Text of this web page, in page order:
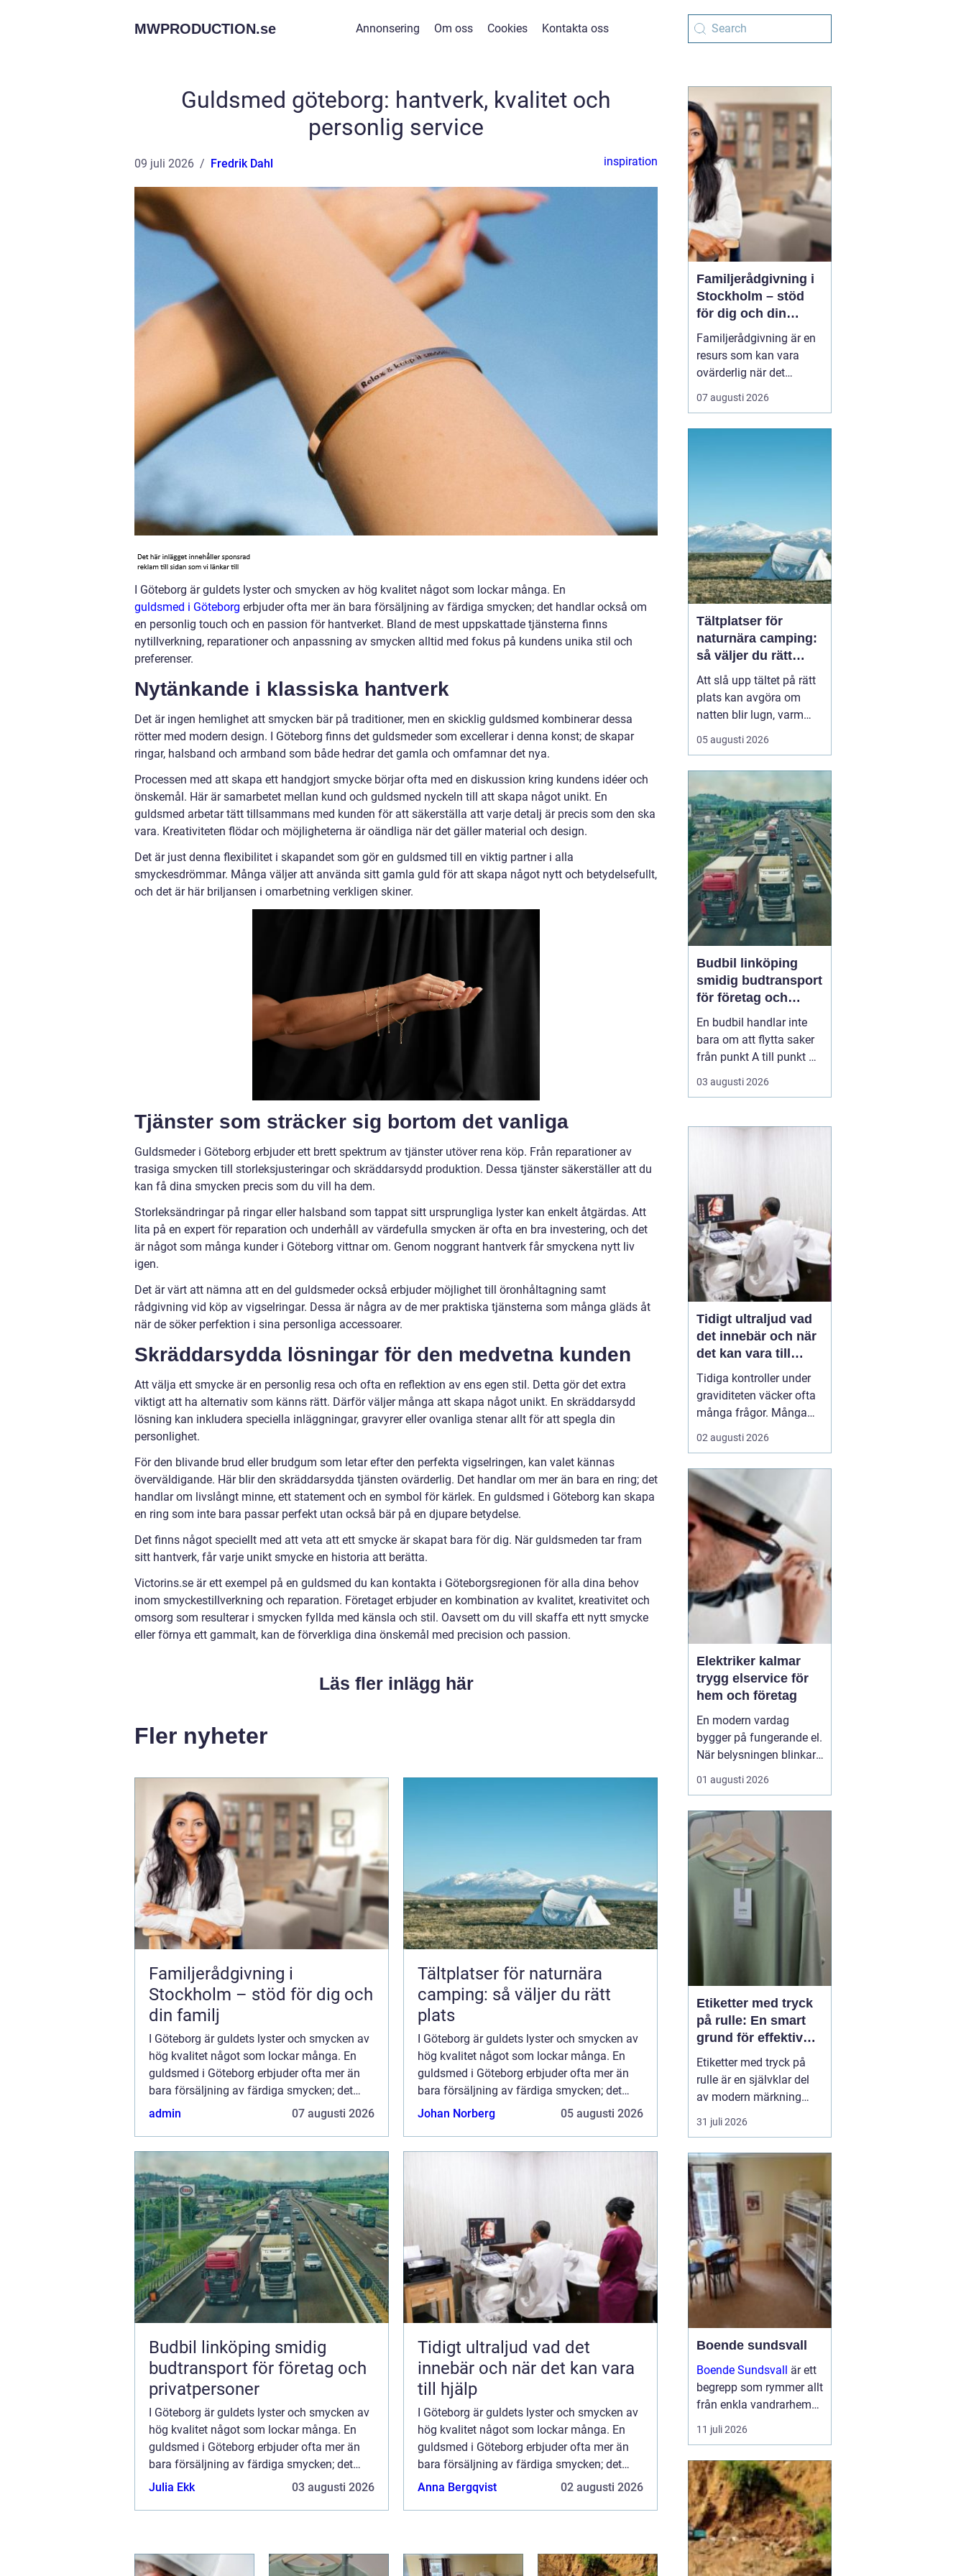
MWPRODUCTION.se Annonsering Om oss Cookies Kontakta oss
Guldsmed göteborg: hantverk, kvalitet och
personlig service
09 juli 2026 Fredrik Dahl inspiration
I Göteborg är guldets lyster och smycken av hög kvalitet något som lockar många. En
guldsmed i Göteborg erbjuder ofta mer än bara försäljning av färdiga smycken; det handlar också om
en personlig touch och en passion för hantverket. Bland de mest uppskattade tjänsterna finns
nytillverkning, reparationer och anpassning av smycken alltid med fokus på kundens unika stil och
preferenser.
Nytänkande i klassiska hantverk
Det är ingen hemlighet att smycken bär på traditioner, men en skicklig guldsmed kombinerar dessa
rötter med modern design. I Göteborg finns det guldsmeder som excellerar i denna konst; de skapar
ringar, halsband och armband som både hedrar det gamla och omfamnar det nya.
Processen med att skapa ett handgjort smycke börjar ofta med en diskussion kring kundens idéer och
önskemål. Här är samarbetet mellan kund och guldsmed nyckeln till att skapa något unikt. En
guldsmed arbetar tätt tillsammans med kunden för att säkerställa att varje detalj är precis som den ska
vara. Kreativiteten flödar och möjligheterna är oändliga när det gäller material och design.
Det är just denna flexibilitet i skapandet som gör en guldsmed till en viktig partner i alla
smyckesdrömmar. Många väljer att använda sitt gamla guld för att skapa något nytt och betydelsefullt,
och det är här briljansen i omarbetning verkligen skiner.
Tjänster som sträcker sig bortom det vanliga
Guldsmeder i Göteborg erbjuder ett brett spektrum av tjänster utöver rena köp. Från reparationer av
trasiga smycken till storleksjusteringar och skräddarsydd produktion. Dessa tjänster säkerställer att du
kan få dina smycken precis som du vill ha dem.
Storleksändringar på ringar eller halsband som tappat sitt ursprungliga lyster kan enkelt åtgärdas. Att
lita på en expert för reparation och underhåll av värdefulla smycken är ofta en bra investering, och det
är något som många kunder i Göteborg vittnar om. Genom noggrant hantverk får smyckena nytt liv
igen.
Det är värt att nämna att en del guldsmeder också erbjuder möjlighet till öronhåltagning samt
rådgivning vid köp av vigselringar. Dessa är några av de mer praktiska tjänsterna som många gläds åt
när de söker perfektion i sina personliga accessoarer.
Skräddarsydda lösningar för den medvetna kunden
Att välja ett smycke är en personlig resa och ofta en reflektion av ens egen stil. Detta gör det extra
viktigt att ha alternativ som känns rätt. Därför väljer många att skapa något unikt. En skräddarsydd
lösning kan inkludera speciella inläggningar, gravyrer eller ovanliga stenar allt för att spegla din
personlighet.
För den blivande brud eller brudgum som letar efter den perfekta vigselringen, kan valet kännas
överväldigande. Här blir den skräddarsydda tjänsten ovärderlig. Det handlar om mer än bara en ring; det
handlar om livslångt minne, ett statement och en symbol för kärlek. En guldsmed i Göteborg kan skapa
en ring som inte bara passar perfekt utan också bär på en djupare betydelse.
Det finns något speciellt med att veta att ett smycke är skapat bara för dig. När guldsmeden tar fram
sitt hantverk, får varje unikt smycke en historia att berätta.
Victorins.se är ett exempel på en guldsmed du kan kontakta i Göteborgsregionen för alla dina behov
inom smyckestillverkning och reparation. Företaget erbjuder en kombination av kvalitet, kreativitet och
omsorg som resulterar i smycken fyllda med känsla och stil. Oavsett om du vill skaffa ett nytt smycke
eller förnya ett gammalt, kan de förverkliga dina önskemål med precision och passion.
Läs fler inlägg här
Fler nyheter
Familjerådgivning i
Stockholm – stöd för dig och
din familj
I Göteborg är guldets lyster och smycken av
hög kvalitet något som lockar många. En
guldsmed i Göteborg erbjuder ofta mer än
bara försäljning av färdiga smycken; det
handlar också om en personlig touch och en
admin 07 augusti 2026
Tältplatser för naturnära
camping: så väljer du rätt
plats
I Göteborg är guldets lyster och smycken av
hög kvalitet något som lockar många. En
guldsmed i Göteborg erbjuder ofta mer än
bara försäljning av färdiga smycken; det
handlar också om en personlig touch och en
Johan Norberg 05 augusti 2026
Budbil linköping smidig
budtransport för företag och
privatpersoner
I Göteborg är guldets lyster och smycken av
hög kvalitet något som lockar många. En
guldsmed i Göteborg erbjuder ofta mer än
bara försäljning av färdiga smycken; det
handlar också om en personlig touch och en
Julia Ekk 03 augusti 2026
Tidigt ultraljud vad det
innebär och när det kan vara
till hjälp
I Göteborg är guldets lyster och smycken av
hög kvalitet något som lockar många. En
guldsmed i Göteborg erbjuder ofta mer än
bara försäljning av färdiga smycken; det
handlar också om en personlig touch och en
Anna Bergqvist 02 augusti 2026
Familjerådgivning i
Stockholm – stöd
för dig och din
familj
Familjerådgivning är en
resurs som kan vara
ovärderlig när det
uppstår problem eller
utmaningar inom
07 augusti 2026
Tältplatser för
naturnära camping:
så väljer du rätt
plats
Att slå upp tältet på rätt
plats kan avgöra om
natten blir lugn, varm
och trivsam eller kall,
blöt och stökig. När fler
och skärmar
tältplatser enenkel väg
till lugn, n...
05 augusti 2026
Budbil linköping
smidig budtransport
för företag och
privatpersoner
En budbil handlar inte
bara om att flytta saker
från punkt A till punkt B.
För många företag i
Linköping är den en
vardagens logistik. För
till tunga lyft som inte
få...
03 augusti 2026
Tidigt ultraljud vad
det innebär och när
det kan vara till
hjälp
Tidiga kontroller under
graviditeten väcker ofta
många frågor. Många
undrar när ultraljud kan
göras, vad som går att
undersökningen kan
säga något om barnets
hälsa. Tidigt ultraljud
har utvecklats mycket de
senaste åren och
används i dag bå...
02 augusti 2026
Elektriker kalmar
trygg elservice för
hem och företag
En modern vardag
bygger på fungerande el.
När belysningen blinkar,
propparna går eller en ny
laddbox ska på plats
lösningar. En kunnig
elektriker ser till att
anläggningen är säker,
laglig och anpassad
efter verkliga behov. I K...
01 augusti 2026
Etiketter med tryck
på rulle: En smart
grund för effektiv
märkning
Etiketter med tryck på
rulle är en självklar del
av modern märkning
inom industri, handel
och logistik. Oavsett om
handel eller tekniska
produkter krävs
lösningar som är
effektiva, drif...
31 juli 2026
Boende sundsvall
Boende Sundsvall är ett
begrepp som rymmer allt
från enkla vandrarhem
till hotell och
långtidsboenden, och
som passar många olika
behov och plånböcker.
Boende sundsvall för...
11 juli 2026